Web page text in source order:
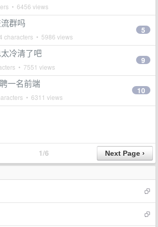
• 6456 views
群吗
characters • 5986 views
5
冷清了吧
• 7551 views
9
一名前端
• 6311 views
10
1/6